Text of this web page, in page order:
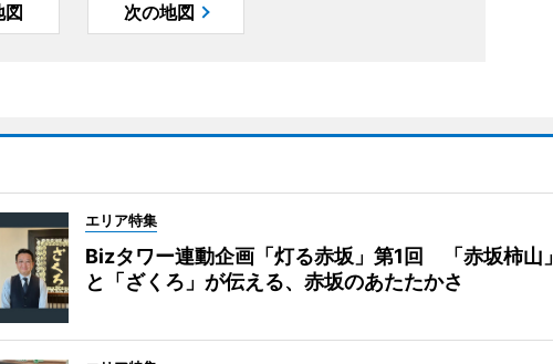
図 次の地図
エリア特集
Bizタワー連動企画「灯る赤坂」第1回 「赤坂柿山」
と「ざくろ」が伝える、赤坂のあたたかさ